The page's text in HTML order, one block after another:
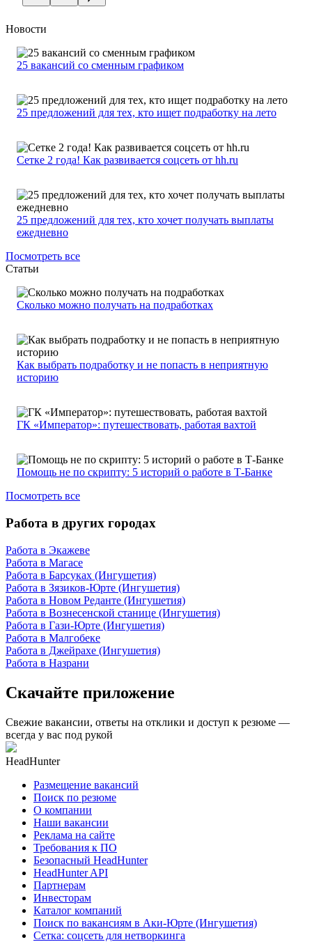
Новости
25 вакансий со сменным графиком
25 предложений для тех, кто ищет подработку на лето
Сетке 2 года! Как развивается соцсеть от hh.ru
25 предложений для тех, кто хочет получать выплаты
ежедневно
Посмотреть все
Статьи
Сколько можно получать на подработках
Как выбрать подработку и не попасть в неприятную
историю
ГК «Император»: путешествовать, работая вахтой
Помощь не по скрипту: 5 историй о работе в Т-Банке
Посмотреть все
Работа в других городах
Работа в Экажеве
Работа в Магасе
Работа в Барсуках (Ингушетия)
Работа в Зязиков-Юрте (Ингушетия)
Работа в Новом Реданте (Ингушетия)
Работа в Вознесенской станице (Ингушетия)
Работа в Гази-Юрте (Ингушетия)
Работа в Малгобеке
Работа в Джейрахе (Ингушетия)
Работа в Назрани
Скачайте приложение
Свежие вакансии, ответы на отклики и доступ к резюме —
всегда у вас под рукой
HeadHunter
Размещение вакансий
Поиск по резюме
О компании
Наши вакансии
Реклама на сайте
Требования к ПО
Безопасный HeadHunter
HeadHunter API
Партнерам
Инвесторам
Каталог компаний
Поиск по вакансиям в Аки-Юрте (Ингушетия)
Сетка: соцсеть для нетворкинга